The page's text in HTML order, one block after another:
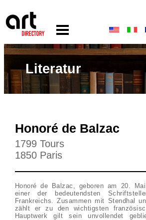
Literatur
Honoré de Balzac
1799 Tours
1850 Paris
Honoré de Balzac, geboren am 20.
einer der bedeutendsten
Frankreichs. Zusammen mit Stendhal
zählt er zu den wichtigsten
Hauptwerk gilt sein unvollendet